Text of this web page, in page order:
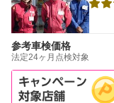
参考車検価格
法定24ヶ月点検対象